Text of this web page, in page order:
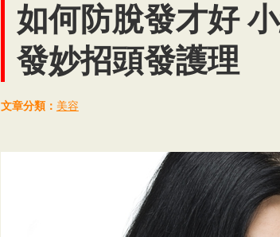
如何防脫發才好
發妙招頭發護理
文章分類： 美容